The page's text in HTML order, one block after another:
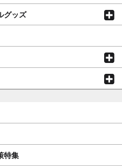
グッズ
特集